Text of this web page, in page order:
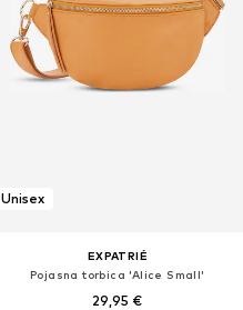
Unisex
EXPATRIÉ
Pojasna torbica 'Alice Small'
29,95 €